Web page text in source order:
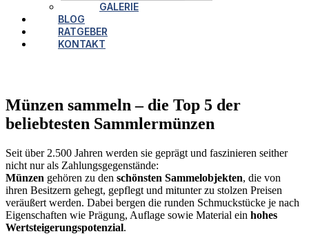
GALERIE
BLOG
RATGEBER
KONTAKT
Münzen sammeln – die Top 5 der
beliebtesten Sammlermünzen
Seit über 2.500 Jahren werden sie geprägt und faszinieren seither
nicht nur als Zahlungsgegenstände:
Münzen gehören zu den schönsten Sammelobjekten, die von
ihren Besitzern gehegt, gepflegt und mitunter zu stolzen Preisen
veräußert werden. Dabei bergen die runden Schmuckstücke je nach
Eigenschaften wie Prägung, Auflage sowie Material ein hohes
Wertsteigerungspotenzial.